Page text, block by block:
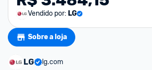
Vendido por: LG
Sobre a loja
LG
lg.com